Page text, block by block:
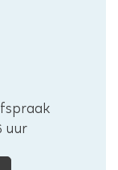
uur